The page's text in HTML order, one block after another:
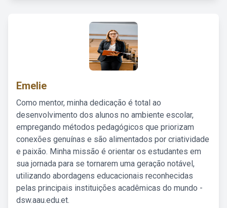
Emelie
Como mentor, minha dedicação é total ao
desenvolvimento dos alunos no ambiente escolar,
empregando métodos pedagógicos que priorizam
conexões genuínas e são alimentados por criatividade
e paixão. Minha missão é orientar os estudantes em
sua jornada para se tornarem uma geração notável,
utilizando abordagens educacionais reconhecidas
pelas principais instituições acadêmicas do mundo -
dsw.aau.edu.et.